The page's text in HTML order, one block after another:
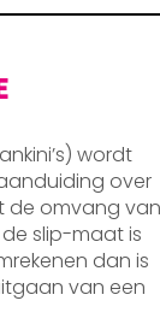
wordt
over
de omvang van
slip-maat is
dan is
van een